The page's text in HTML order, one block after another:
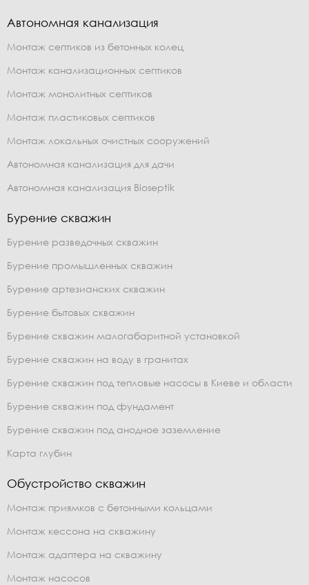
Автономная канализация
Монтаж септиков из бетонных колец
Монтаж канализационных септиков
Монтаж монолитных септиков
Монтаж пластиковых септиков
Монтаж локальных очистных сооружений
Автономная канализация для дачи
Автономная канализация Bioseptik
Бурение скважин
Бурение разведочных скважин
Бурение промышленных скважин
Бурение артезианских скважин
Бурение бытовых скважин
Бурение скважин малогабаритной установкой
Бурение скважин на воду в гранитах
Бурение скважин под тепловые насосы в Киеве и области
Бурение скважин под фундамент
Бурение скважин под анодное заземление
Карта глубин
Обустройство скважин
Монтаж приямков с бетонными кольцами
Монтаж кессона на скважину
Монтаж адаптера на скважину
Монтаж насосов